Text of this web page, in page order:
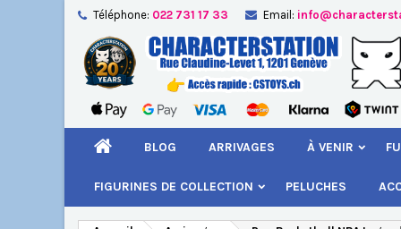
Téléphone: 022 731 17 33 Email:
BLOG ARRIVAGES À VENIR
FIGURINES DE COLLECTION PELUCHES